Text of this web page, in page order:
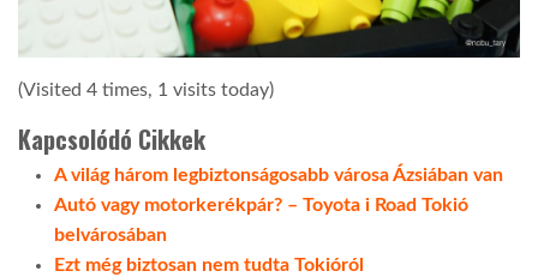
(Visited 4 times, 1 visits today)
Kapcsolódó Cikkek
A világ három legbiztonságosabb városa Ázsiában van
Autó vagy motorkerékpár? – Toyota i Road Tokió
belvárosában
Ezt még biztosan nem tudta Tokióról